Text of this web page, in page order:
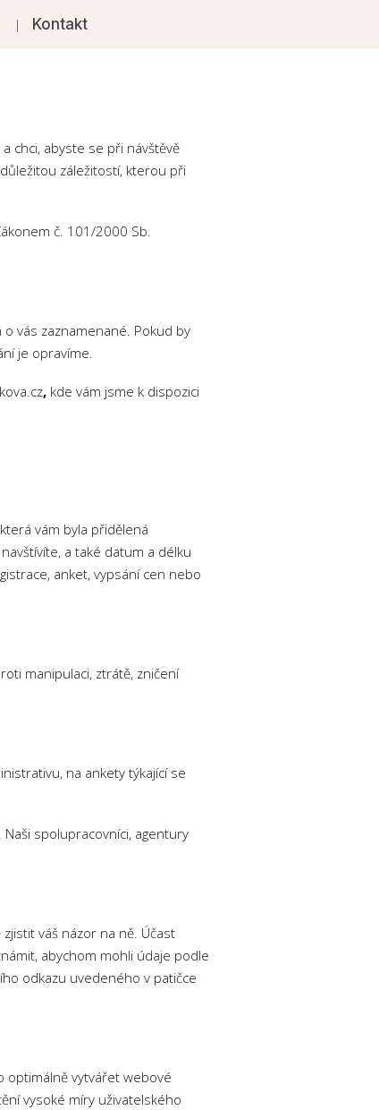
Kontakt
chci, abyste se při návštěvě
záležitostí, kterou při
č. 101/2000 Sb.
vás zaznamenané. Pokud by
je opravíme.
, kde vám jsme k dispozici
vám byla přidělená
a také datum a délku
anket, vypsání cen nebo
manipulaci, ztrátě, zničení
na ankety týkající se
spolupracovníci, agentury
váš názor na ně. Účast
abychom mohli údaje podle
odkazu uvedeného v patičce
optimálně vytvářet webové
vysoké míry uživatelského